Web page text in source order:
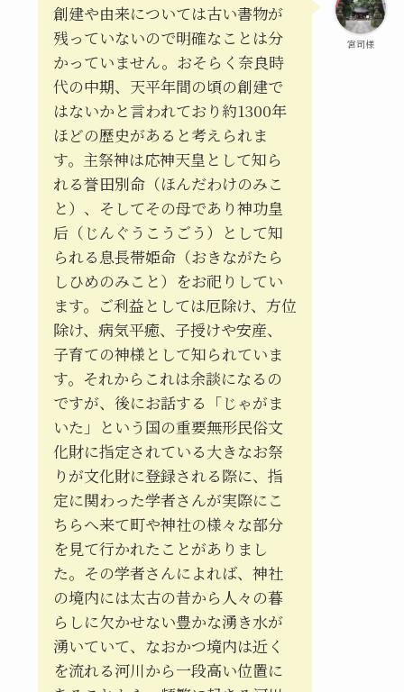
宮司様
創建や由来については古い書物が
残っていないので明確なことは分
かっていません。おそらく奈良時
代の中期、天平年間の頃の創建で
はないかと言われており約1300年
ほどの歴史があると考えられま
す。主祭神は応神天皇として知ら
れる誉田別命（ほんだわけのみこ
と）、そしてその母であり神功皇
后（じんぐうこうごう）として知
られる息長帯姫命（おきながたら
しひめのみこと）をお祀りしてい
ます。ご利益としては厄除け、方位
除け、病気平癒、子授けや安産、
子育ての神様として知られていま
す。それからこれは余談になるの
ですが、後にお話する「じゃがま
いた」という国の重要無形民俗文
化財に指定されている大きなお祭
りが文化財に登録される際に、指
定に関わった学者さんが実際にこ
ちらへ来て町や神社の様々な部分
を見て行かれたことがありまし
た。その学者さんによれば、神社
の境内には太古の昔から人々の暮
らしに欠かせない豊かな湧き水が
湧いていて、なおかつ境内は近く
を流れる河川から一段高い位置に